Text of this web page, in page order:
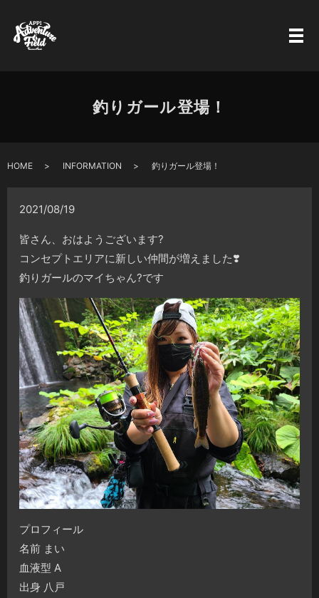
釣りガール登場！
HOME INFORMATION 釣りガール登場！
2021/08/19
皆さん、おはようございます?
コンセプトエリアに新しい仲間が増えました❣️
釣りガールのマイちゃん?です
プロフィール
名前 まい
血液型 A
出身 八戸